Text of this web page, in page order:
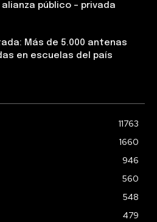
público – privada
Más de 5.000 antenas
en escuelas del país
11763
1660
946
560
548
479